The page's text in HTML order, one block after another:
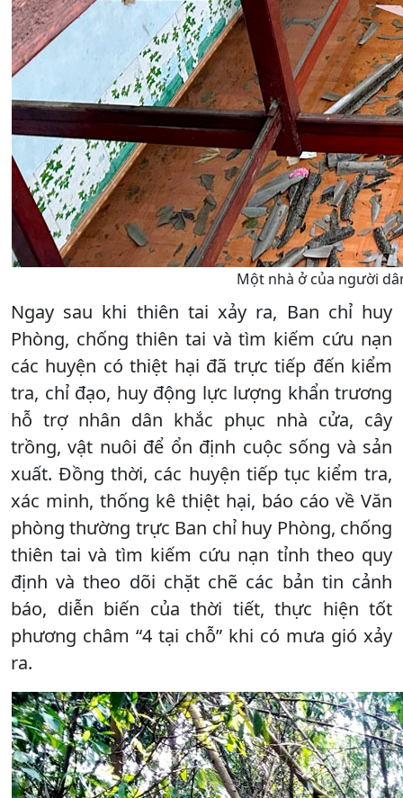
Một nhà ở của người
Ngay sau khi thiên tai xảy ra, Ban chỉ huy
Phòng, chống thiên tai và tìm kiếm cứu nạn
các huyện có thiệt hại đã trực tiếp đến kiểm
tra, chỉ đạo, huy động lực lượng khẩn trương
hỗ trợ nhân dân khắc phục nhà cửa, cây
trồng, vật nuôi để ổn định cuộc sống và sản
xuất. Đồng thời, các huyện tiếp tục kiểm tra,
xác minh, thống kê thiệt hại, báo cáo về Văn
phòng thường trực Ban chỉ huy Phòng, chống
thiên tai và tìm kiếm cứu nạn tỉnh theo quy
định và theo dõi chặt chẽ các bản tin cảnh
báo, diễn biến của thời tiết, thực hiện tốt
phương châm “4 tại chỗ” khi có mưa gió xảy
ra.